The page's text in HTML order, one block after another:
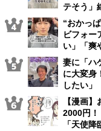
テそう」
“おかっ
ビフォー
い」「爽
妻に「ハ
に大変身
したい」
【漫画
2000円
「天使降